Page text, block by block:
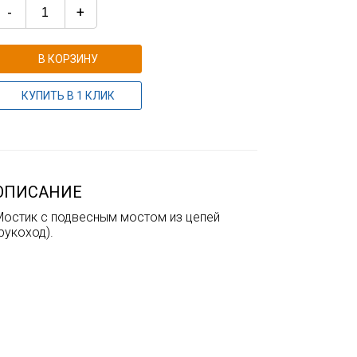
- +
В КОРЗИНУ
КУПИТЬ В 1 КЛИК
с подвесным мостом из цепей